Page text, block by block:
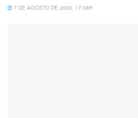
7 DE AGOSTO DE 2026, 17:08H